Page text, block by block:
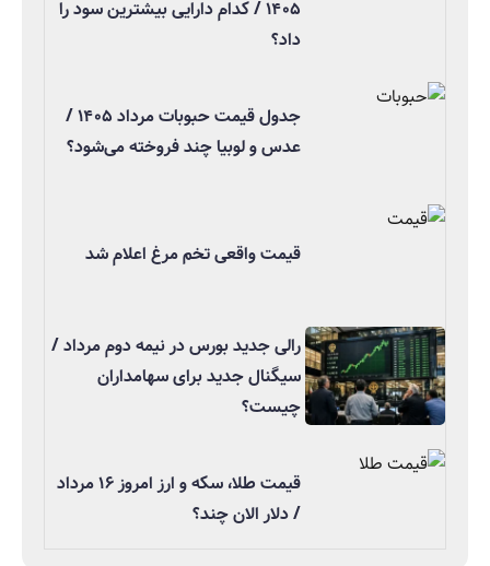
۱۴۰۵ / کدام دارایی بیشترین سود را
داد؟
جدول قیمت حبوبات مرداد ۱۴۰۵ /
عدس و لوبیا چند فروخته می‌شود؟
قیمت واقعی تخم مرغ اعلام شد
رالی جدید بورس در نیمه دوم مرداد /
سیگنال جدید برای سهامداران
چیست؟
قیمت طلا، سکه و ارز امروز ۱۶ مرداد
/ دلار الان چند؟